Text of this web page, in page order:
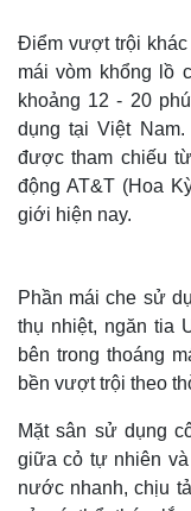
Điểm vượt trội khác
mái vòm khổng lồ
khoảng 12 - 20
dụng tại Việt
được tham chiếu
động AT&T (Hoa
giới hiện nay.
Phần mái che sử
thụ nhiệt, ngăn tia
bên trong thoáng
bền vượt trội theo
Mặt sân sử dụng
giữa cỏ tự nhiên
nước nhanh, chịu